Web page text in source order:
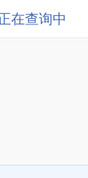
在查询中